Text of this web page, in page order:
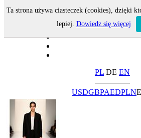
PL DE EN
USDGBPAEDPLN
Ta strona używa ciasteczek (cookies), dzięki
lepiej. Dowiedz się więcej